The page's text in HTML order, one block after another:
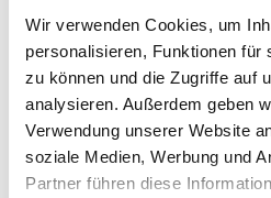
Wir verwenden Cookies, um
personalisieren, Funktionen für
zu können und die Zugriffe auf
analysieren. Außerdem geben
Verwendung unserer Website
soziale Medien, Werbung und
Partner führen diese
Glückwunsch- &
Zimmerpflanzen
Kräuter- und
Exoten
FLORISTIK &